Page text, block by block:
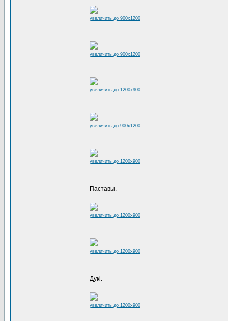
увеличить до 900x1200
увеличить до 900x1200
увеличить до 1200x900
увеличить до 900x1200
увеличить до 1200x900
Паставы.
увеличить до 1200x900
увеличить до 1200x900
Дукі.
увеличить до 1200x900